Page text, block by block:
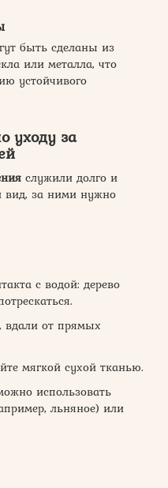
быть сделаны из
или металла, что
устойчивого
уходу за
служили долго и
вид, за ними нужно
с водой: дерево
вдали от прямых
мягкой сухой тканью.
использовать
льняное) или